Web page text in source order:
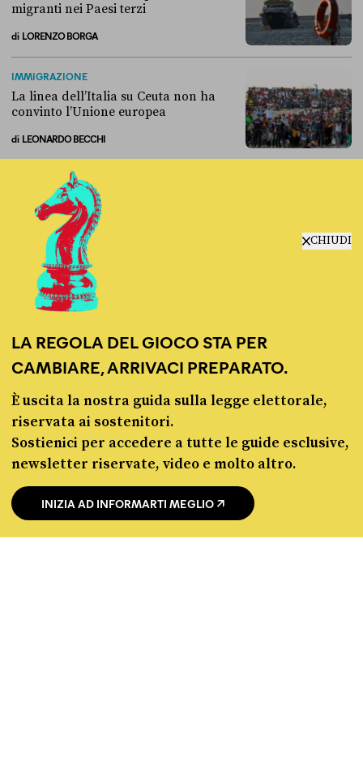
CHIUDI
LA REGOLA DEL GIOCO STA PER
CAMBIARE, ARRIVACI PREPARATO.
È uscita la nostra guida sulla legge elettorale,
riservata ai sostenitori.
Sostienici per accedere a tutte le guide esclusive,
newsletter riservate, video e molto altro.
INIZIA AD INFORMARTI MEGLIO
migranti nei Paesi terzi
di LORENZO BORGA
IMMIGRAZIONE
La linea dell’Italia su Ceuta non ha
convinto l’Unione europea
di LEONARDO BECCHI
La linea dell’Italia su Ceuta non ha convinto l’Unione europea
Fact-checking e informazione
politica dal 2012.
chi siamo
manifesto
redazione
progetti